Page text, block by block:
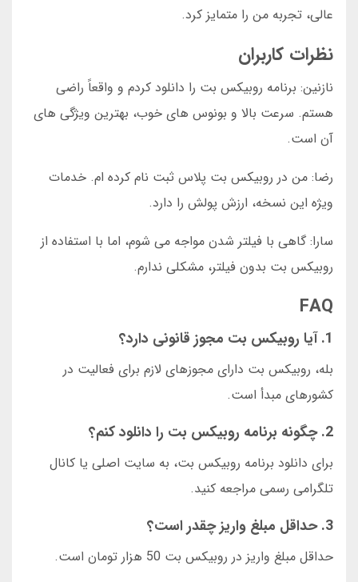
عالی، تجربه من را متمایز کرد.
نظرات کاربران
نازنین: برنامه روبیکس بت را دانلود کردم و واقعاً راضی
هستم. سرعت بالا و بونوس های خوب، بهترین ویژگی های
آن است.
رضا: من در روبیکس بت پلاس ثبت نام کرده ام. خدمات
ویژه این نسخه، ارزش پولش را دارد.
سارا: گاهی با فیلتر شدن مواجه می شوم، اما با استفاده از
روبیکس بت بدون فیلتر، مشکلی ندارم.
FAQ
1. آیا روبیکس بت مجوز قانونی دارد؟
بله، روبیکس بت دارای مجوزهای لازم برای فعالیت در
کشورهای مبدأ است.
2. چگونه برنامه روبیکس بت را دانلود کنم؟
برای دانلود برنامه روبیکس بت، به سایت اصلی یا کانال
تلگرامی رسمی مراجعه کنید.
3. حداقل مبلغ واریز چقدر است؟
حداقل مبلغ واریز در روبیکس بت 50 هزار تومان است.